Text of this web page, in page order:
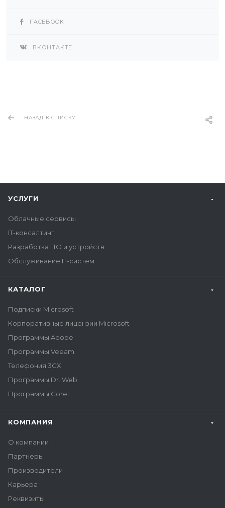
FACEBOOK
ВКОНТАКТЕ
НАЗАД К СПИСКУ
УСЛУГИ
Облачные сервисы
IT-консалтинг
Разработка ПО и устройств
Обслуживание IT-систем
КАТАЛОГ
Подписки Microsoft
Корпоративные лицензии Microsoft
Программы Adobe
Программы Veeam
Телефония 3CX
Программы Dr. Web
Программы Corel
КОМПАНИЯ
О компании
Партнеры
Производители
Карьера
Реквизиты